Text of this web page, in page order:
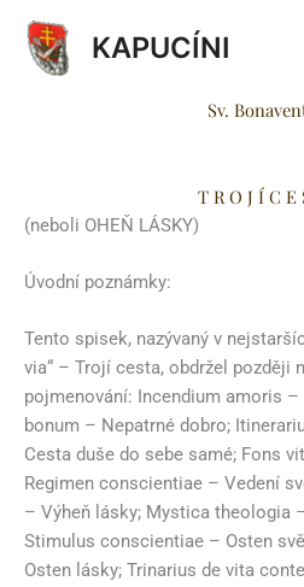
obsah
KAPUCÍNI
Sv.
T R O J Í C E
(neboli OHEŇ LÁSKY)
Úvodní poznámky:
Tento spisek, nazývaný v
via“ – Trojí cesta, obdržel později
pojmenování: Incendium amoris –
bonum – Nepatrné dobro;
Cesta duše do sebe samé; Fons
Regimen conscientiae – Vedení
– Výheň lásky; Mystica theologia
Stimulus conscientiae – Osten
Osten lásky; Trinarius de vita